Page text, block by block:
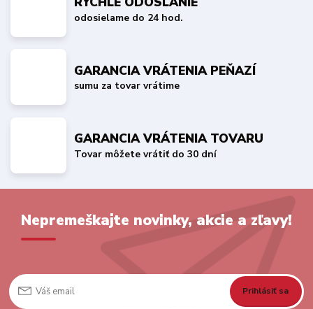
odosielame do 24 hod.
GARANCIA VRÁTENIA PEŇAZÍ
sumu za tovar vrátime
GARANCIA VRÁTENIA TOVARU
Tovar môžete vrátiť do 30 dní
Nepremeškajte novinky, akcie a zľavy!
Prihlásiť sa